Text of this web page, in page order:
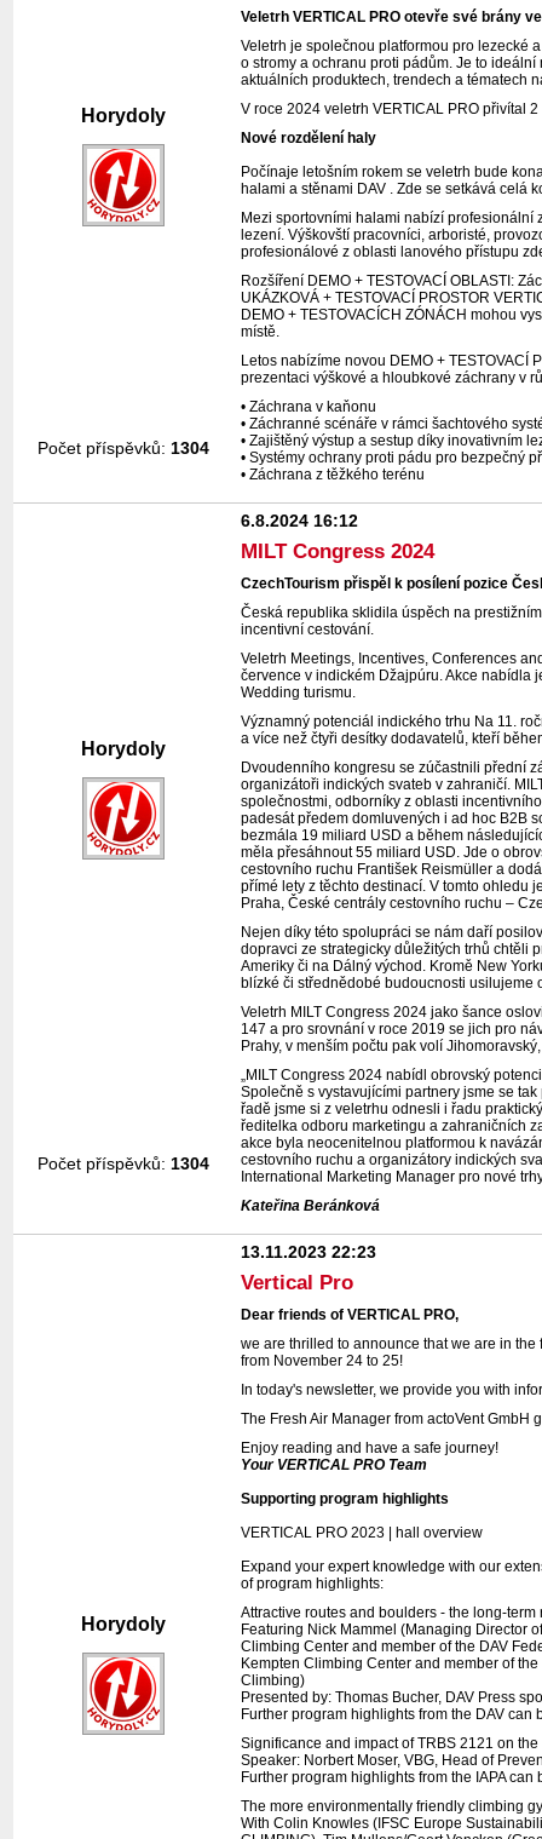
Horydoly
Veletrh VERTICAL PRO otevře své brány
Veletrh je společnou platformou pro lezecké
o stromy a ochranu proti pádům. Je to
aktuálních produktech, trendech a tématech
V roce 2024 veletrh VERTICAL PRO přivítal
Nové rozdělení haly
Počínaje letošním rokem se veletrh bude
halami a stěnami DAV . Zde se setkává celá
Mezi sportovními halami nabízí profesionální
lezení. Výškovští pracovníci, arboristé,
profesionálové z oblasti lanového přístupu
Rozšíření DEMO + TESTOVACÍ OBLASTI:
UKÁZKOVÁ + TESTOVACÍ PROSTOR
DEMO + TESTOVACÍCH ZÓNÁCH mohou
místě.
Letos nabízíme novou DEMO +
prezentaci výškové a hloubkové záchrany v
• Záchrana v kaňonu
• Záchranné scénáře v rámci šachtového
• Zajištěný výstup a sestup díky inovativním
• Systémy ochrany proti pádu pro bezpečný
• Záchrana z těžkého terénu
Počet příspěvků: 1304
Horydoly
6.8.2024 16:12
MILT Congress 2024
CzechTourism přispěl k posílení pozice
Česká republika sklidila úspěch na
incentivní cestování.
Veletrh Meetings, Incentives, Conferences
července v indickém Džajpúru. Akce nabídla
Wedding turismu.
Významný potenciál indického trhu Na 11.
a více než čtyři desítky dodavatelů, kteří
Dvoudenního kongresu se zúčastnili přední
organizátoři indických svateb v zahraničí.
společnostmi, odborníky z oblasti
padesát předem domluvených i ad hoc B2B
bezmála 19 miliard USD a během
měla přesáhnout 55 miliard USD. Jde o
cestovního ruchu František Reismüller a
přímé lety z těchto destinací. V tomto ohledu
Praha, České centrály cestovního ruchu –
Nejen díky této spolupráci se nám daří
dopravci ze strategicky důležitých trhů chtěli
Ameriky či na Dálný východ. Kromě New
blízké či střednědobé budoucnosti usilujeme
Veletrh MILT Congress 2024 jako šance
147 a pro srovnání v roce 2019 se jich pro
Prahy, v menším počtu pak volí
„MILT Congress 2024 nabídl obrovský
Společně s vystavujícími partnery jsme se
řadě jsme si z veletrhu odnesli i řadu
ředitelka odboru marketingu a zahraničních
akce byla neocenitelnou platformou k
cestovního ruchu a organizátory indických
International Marketing Manager pro nové
Kateřina Beránková
Počet příspěvků: 1304
Horydoly
13.11.2023 22:23
Vertical Pro
Dear friends of VERTICAL PRO,
we are thrilled to announce that we are in
from November 24 to 25!
In today's newsletter, we provide you with
The Fresh Air Manager from actoVent
Enjoy reading and have a safe journey!
Your VERTICAL PRO Team
Supporting program highlights
VERTICAL PRO 2023 | hall overview
Expand your expert knowledge with our
of program highlights:
Attractive routes and boulders - the long-
Featuring Nick Mammel (Managing Director
Climbing Center and member of the DAV
Kempten Climbing Center and member of
Climbing)
Presented by: Thomas Bucher, DAV Press
Further program highlights from the DAV can
Significance and impact of TRBS 2121 on
Speaker: Norbert Moser, VBG, Head of
Further program highlights from the IAPA can
The more environmentally friendly climbing
With Colin Knowles (IFSC Europe